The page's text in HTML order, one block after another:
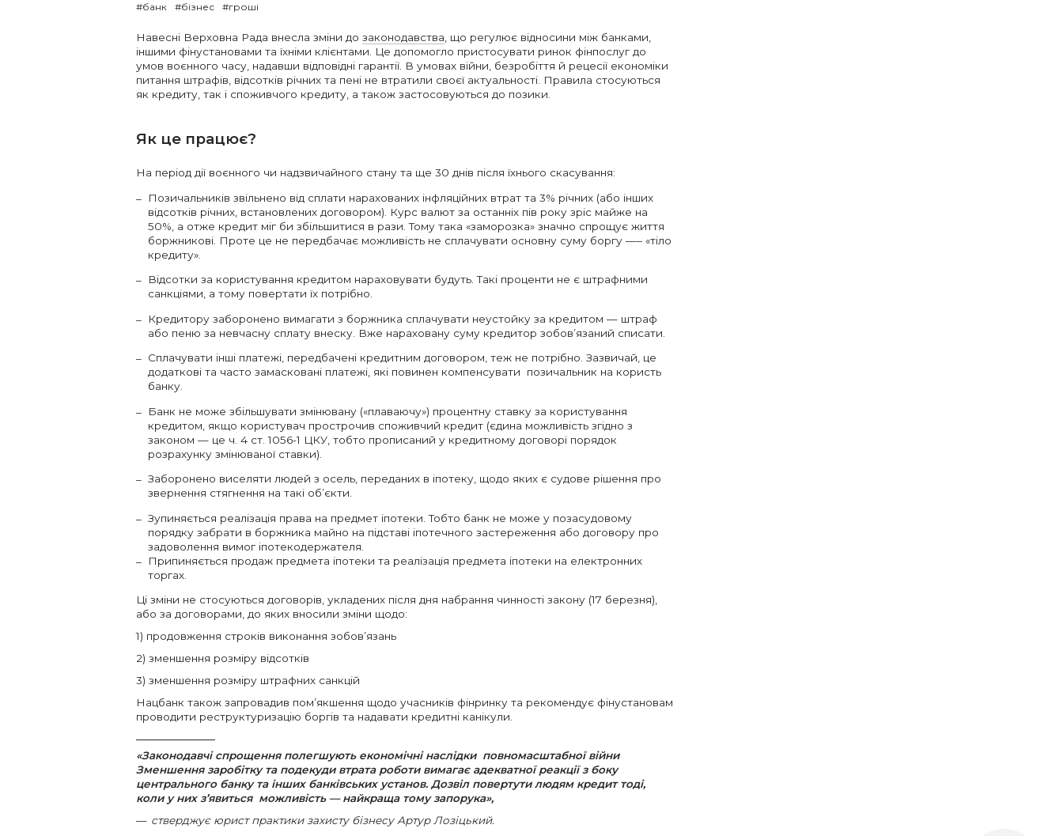
#банк #бізнес #гроші
Навесні Верховна Рада внесла зміни до законодавства, що регулює відносини між банками,
іншими фінустановами та їхніми клієнтами. Це допомогло пристосувати ринок фінпослуг до
умов воєнного часу, надавши відповідні гарантії. В умовах війни, безробіття й рецесії економіки
питання штрафів, відсотків річних та пені не втратили своєї актуальності. Правила стосуються
як кредиту, так і споживчого кредиту, а також застосовуються до позики.
Як це працює?
На період дії воєнного чи надзвичайного стану та ще 30 днів після їхнього скасування:
Позичальників звільнено від сплати нарахованих інфляційних втрат та 3% річних (або інших
відсотків річних, встановлених договором). Курс валют за останніх пів року зріс майже на
50%, а отже кредит міг би збільшитися в рази. Тому така «заморозка» значно спрощує життя
боржникові. Проте це не передбачає можливість не сплачувати основну суму боргу —– «тіло
кредиту».
Відсотки за користування кредитом нараховувати будуть. Такі проценти не є штрафними
санкціями, а тому повертати їх потрібно.
Кредитору заборонено вимагати з боржника сплачувати неустойку за кредитом — штраф
або пеню за невчасну сплату внеску. Вже нараховану суму кредитор зобов’язаний списати.
Сплачувати інші платежі, передбачені кредитним договором, теж не потрібно. Зазвичай, це
додаткові та часто замасковані платежі, які повинен компенсувати позичальник на користь
банку.
Банк не може збільшувати змінювану («плаваючу») процентну ставку за користування
кредитом, якщо користувач прострочив споживчий кредит (єдина можливість згідно з
законом — це ч. 4 ст. 1056-1 ЦКУ, тобто прописаний у кредитному договорі порядок
розрахунку змінюваної ставки).
Заборонено виселяти людей з осель, переданих в іпотеку, щодо яких є судове рішення про
звернення стягнення на такі об’єкти.
Зупиняється реалізація права на предмет іпотеки. Тобто банк не може у позасудовому
порядку забрати в боржника майно на підставі іпотечного застереження або договору про
задоволення вимог іпотекодержателя.
Припиняється продаж предмета іпотеки та реалізація предмета іпотеки на електронних
торгах.
Ці зміни не стосуються договорів, укладених після дня набрання чинності закону (17 березня),
або за договорами, до яких вносили зміни щодо:
1) продовження строків виконання зобов’язань
2) зменшення розміру відсотків
3) зменшення розміру штрафних санкцій
Нацбанк також запровадив пом’якшення щодо учасників фінринку та рекомендує фінустановам
проводити реструктуризацію боргів та надавати кредитні канікули.
«Законодавчі спрощення полегшують економічні наслідки повномасштабної війни
Зменшення заробітку та подекуди втрата роботи вимагає адекватної реакції з боку
центрального банку та інших банківських установ. Дозвіл повертути людям кредит тоді,
коли у них з’явиться можливість — найкраща тому запорука»,
стверджує юрист практики захисту бізнесу Артур Лозіцький.